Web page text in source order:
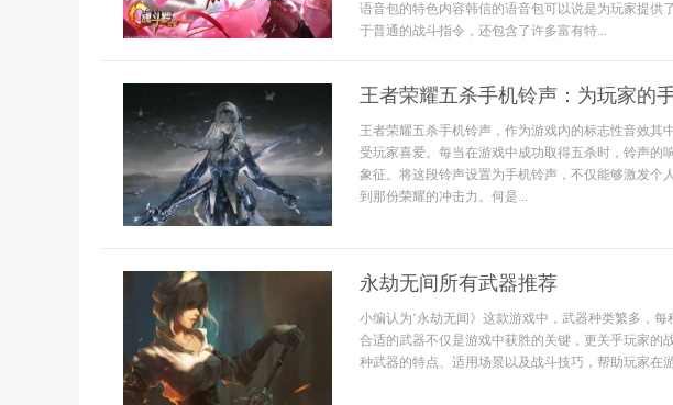
语音包的特色内容韩信的语音包可以说是为玩家提供
于普通的战斗指令，还包含了许多富有特...
王者荣耀五杀手机铃声：为玩家的
王者荣耀五杀手机铃声，作为游戏内的标志性音效其
受玩家喜爱。每当在游戏中成功取得五杀时，铃声的
象征。将这段铃声设置为手机铃声，不仅能够激发个
到那份荣耀的冲击力。何是...
永劫无间所有武器推荐
小编认为‘永劫无间》这款游戏中，武器种类繁多，
合适的武器不仅是游戏中获胜的关键，更关乎玩家的
种武器的特点、适用场景以及战斗技巧，帮助玩家在